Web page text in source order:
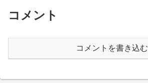
コメント
コメントを書き込む